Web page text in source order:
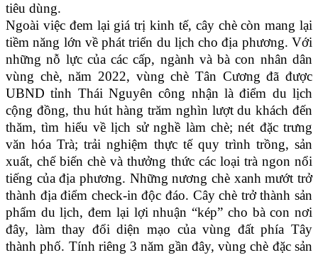
tiêu dùng.
Ngoài việc đem lại giá trị kinh tế, cây chè còn mang lại
tiềm năng lớn về phát triển du lịch cho địa phương. Với
những nỗ lực của các cấp, ngành và bà con nhân dân
vùng chè, năm 2022, vùng chè Tân Cương đã được
UBND tỉnh Thái Nguyên công nhận là điểm du lịch
cộng đồng, thu hút hàng trăm nghìn lượt du kháchđến
thăm, tìm hiểu vềlịch sử nghề làm chè; nét đặc trưng
văn hóa Trà; trải nghiệm thực tế quy trình trồng, sản
xuất, chế biến chè và thưởng thức các loại trà ngon nổi
tiếng của địa phương. Những nương chè xanh mướt trở
thành địa điểm check-in độc đáo. Cây chè trở thành sản
phẩm du lịch, đem lại lợi nhuận “kép” cho bà con nơi
đây, làm thay đổi diện mạo của vùng đất phía Tây
thành phố. Tính riêng 3 năm gần đây, vùng chè đặc sản